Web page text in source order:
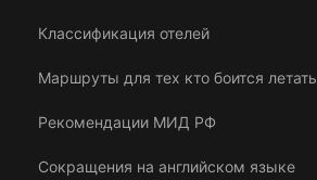
Классификация отелей
Маршруты для тех кто боится летать
Рекомендации МИД РФ
Сокращения на английском языке